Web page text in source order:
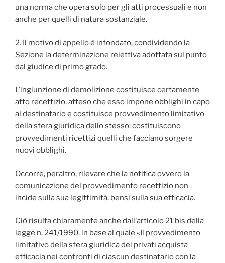
una norma che opera solo per gli atti processuali e non
anche per quelli di natura sostanziale.
2. Il motivo di appello è infondato, condividendo la
Sezione la determinazione reiettiva adottata sul punto
dal giudice di primo grado.
L’ingiunzione di demolizione costituisce certamente
atto recettizio, atteso che esso impone obblighi in capo
al destinatario e costituisce provvedimento limitativo
della sfera giuridica dello stesso: costituiscono
provvedimenti ricettizi quelli che facciano sorgere
nuovi obblighi.
Occorre, peraltro, rilevare che la notifica ovvero la
comunicazione del provvedimento recettizio non
incide sulla sua legittimità, bensì sulla sua efficacia.
Ciò risulta chiaramente anche dall’articolo 21 bis della
legge n. 241/1990, in base al quale «Il provvedimento
limitativo della sfera giuridica dei privati acquista
efficacia nei confronti di ciascun destinatario con la